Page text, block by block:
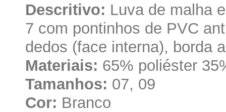
Descritivo: Luva de malha
7 com pontinhos de PVC
dedos (face interna), borda
Materiais: 65% poliéster
Tamanhos: 07, 09
Cor: Branco